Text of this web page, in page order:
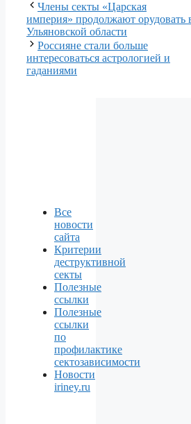
Члены секты «Царская
империя» продолжают орудовать
Ульяновской области
Россияне стали больше
интересоваться астрологией и
гаданиями
Все
новости
сайта
Критерии
деструктивной
секты
Полезные
ссылки
Полезные
ссылки
по
профилактике
сектозависимости
Новости
iriney.ru